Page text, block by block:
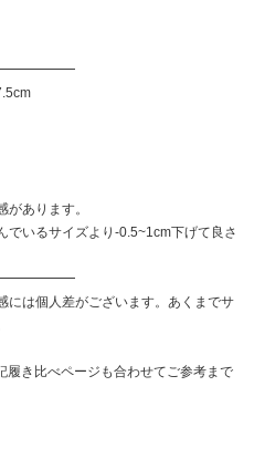
があります。
でいるサイズより-0.5~1cm下げて良さ
は個人差がございます。あくまでサ
履き比べページも合わせてご参考まで